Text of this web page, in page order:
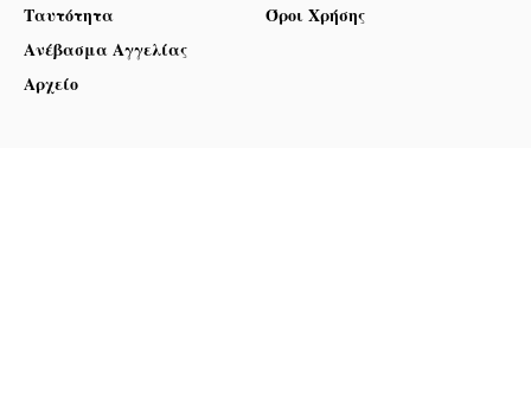
Ταυτότητα
Ανέβασμα Αγγελίας
Αρχείο
Όροι Χρήσης